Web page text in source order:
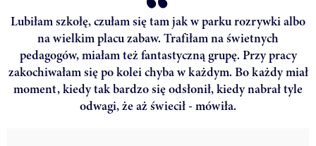
Lubiłam szkołę, czułam się tam jak w parku rozrywki albo
na wielkim placu zabaw. Trafiłam na świetnych
pedagogów, miałam też fantastyczną grupę. Przy pracy
zakochiwałam się po kolei chyba w każdym. Bo każdy miał
moment, kiedy tak bardzo się odsłonił, kiedy nabrał tyle
odwagi, że aż świecił - mówiła.